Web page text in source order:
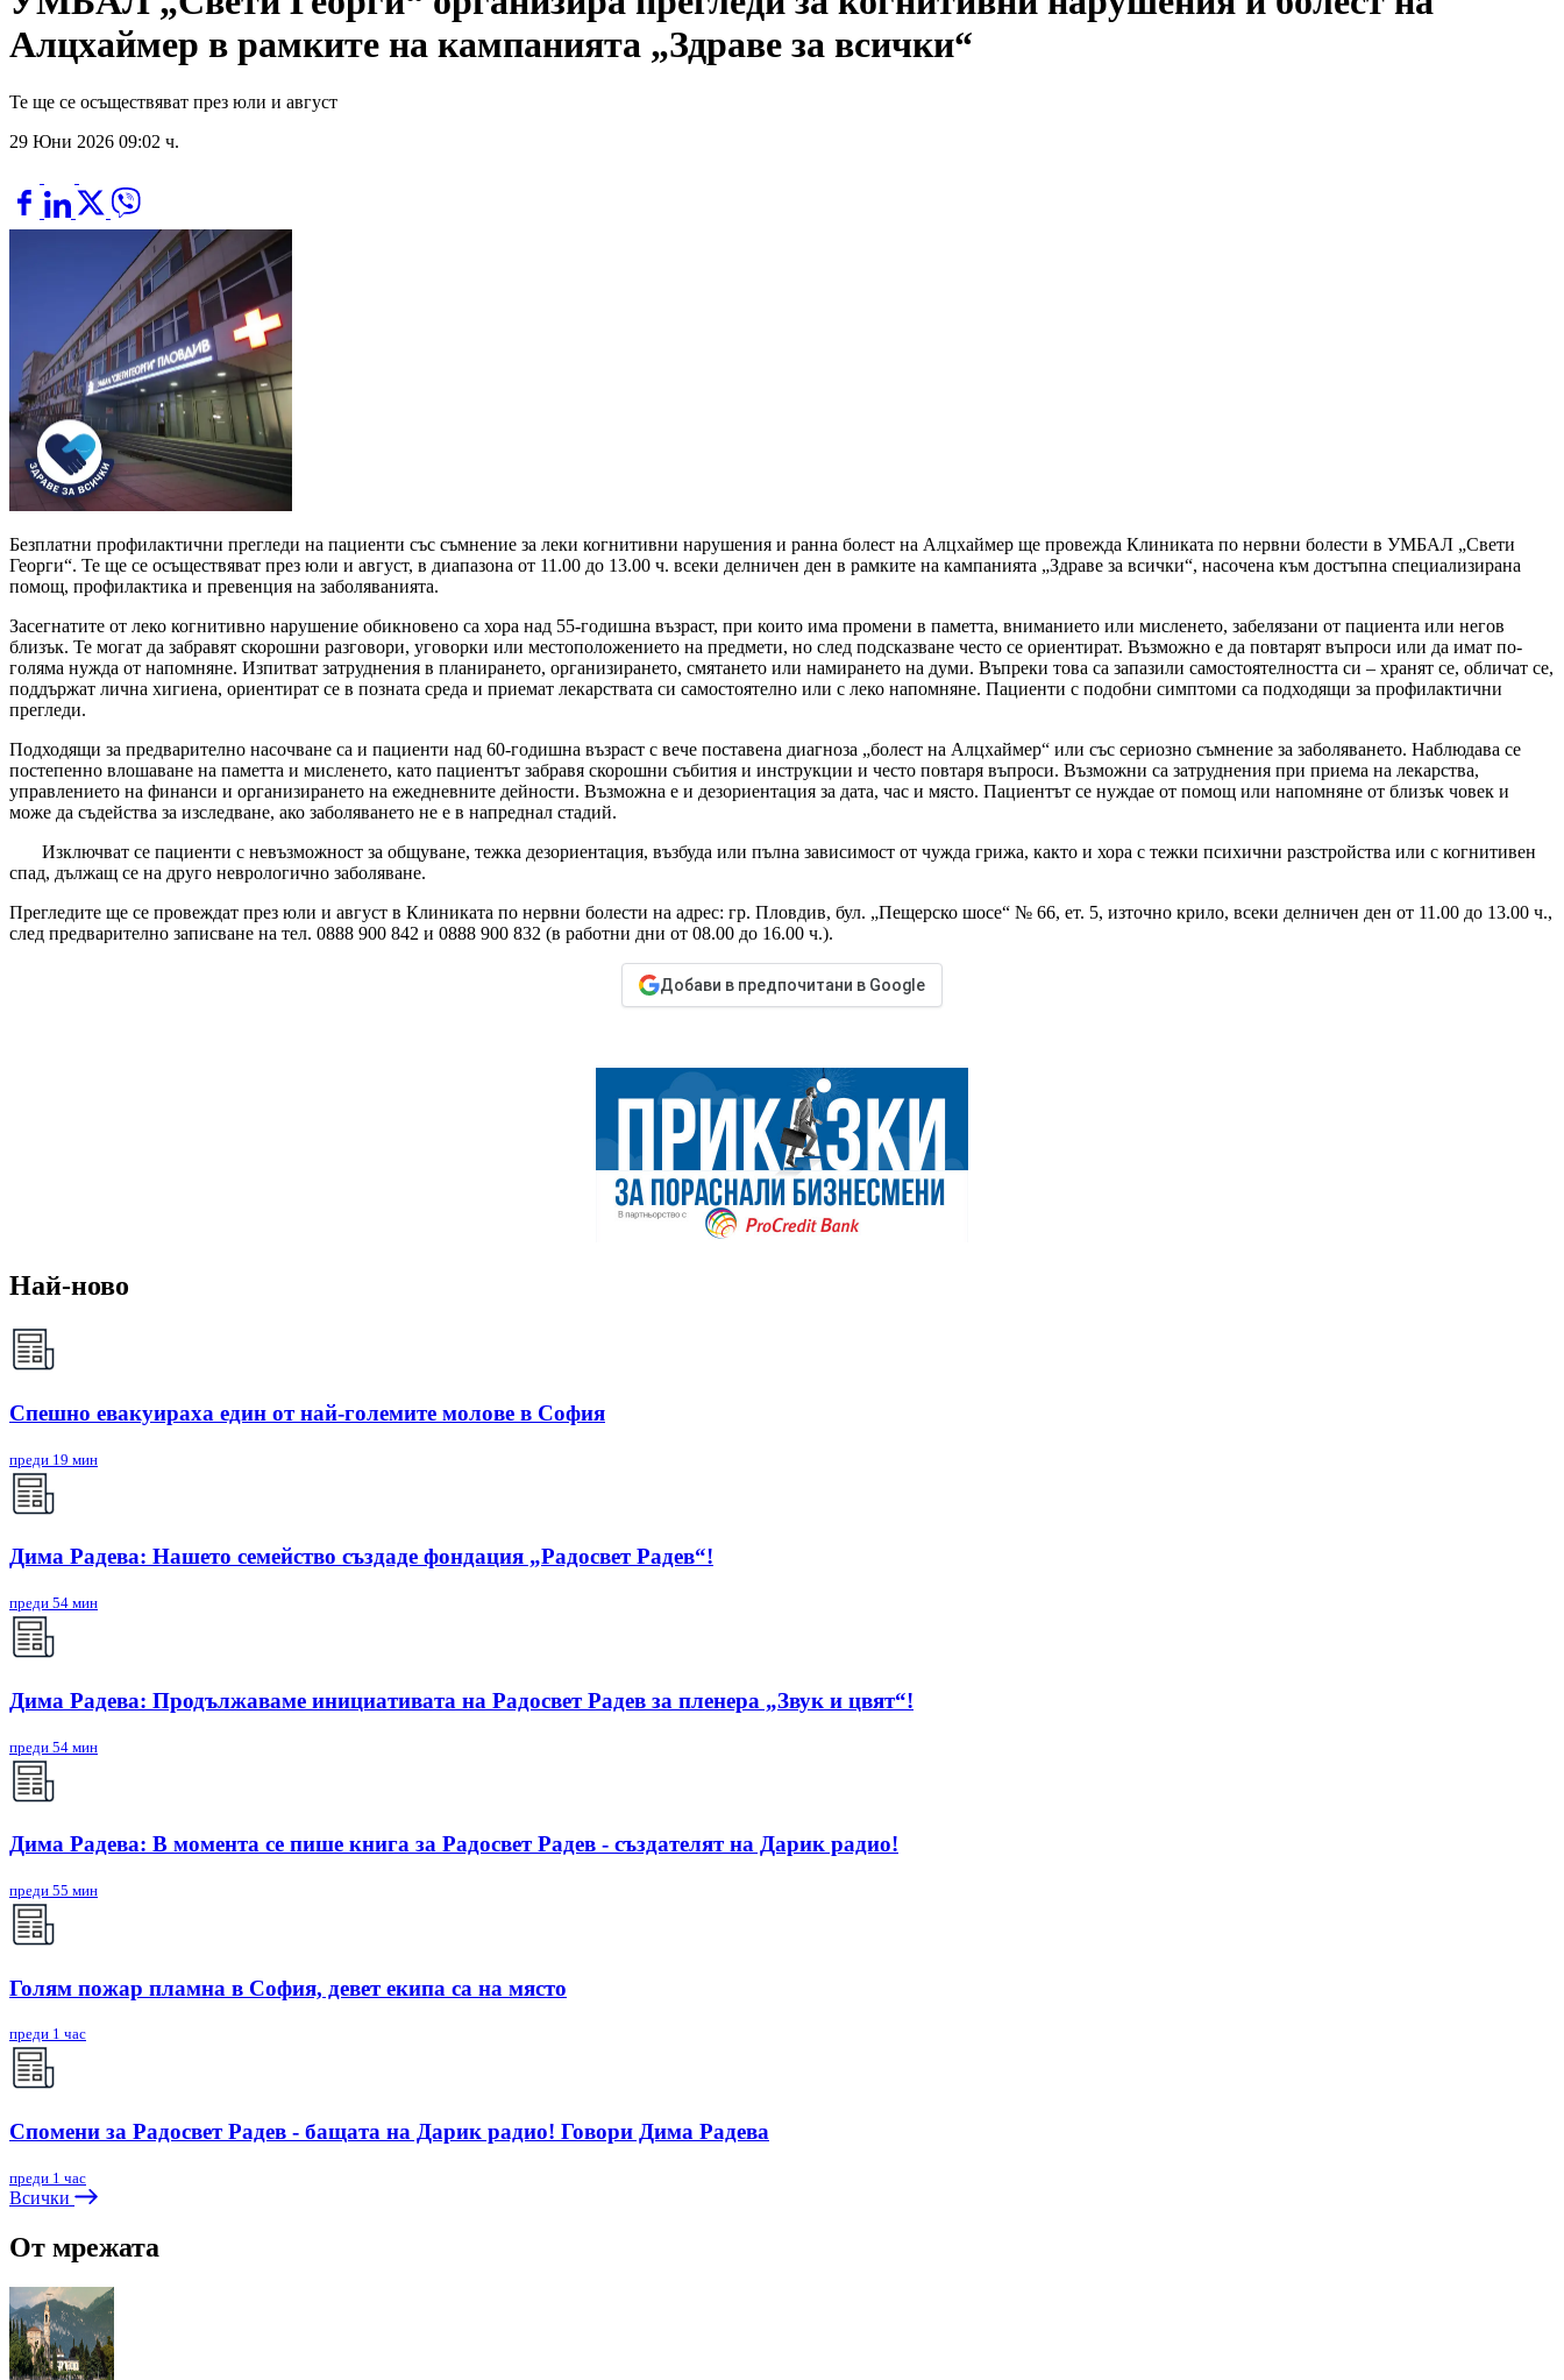
Алцхаймер в рамките на кампанията „Здраве за всички“
Те ще се осъществяват през юли и август
29 Юни 2026 09:02 ч.
Безплатни профилактични прегледи на пациенти със съмнение за леки когнитивни нарушения и ранна болест на Алцхаймер ще провежда Клиниката по нервни болести в УМБАЛ „Свети
Георги“. Те ще се осъществяват през юли и август, в диапазона от 11.00 до 13.00 ч. всеки делничен ден в рамките на кампанията „Здраве за всички“, насочена към достъпна специализирана
помощ, профилактика и превенция на заболяванията.
Засегнатите от леко когнитивно нарушение обикновено са хора над 55-годишна възраст, при които има промени в паметта, вниманието или мисленето, забелязани от пациента или негов
близък. Те могат да забравят скорошни разговори, уговорки или местоположението на предмети, но след подсказване често се ориентират. Възможно е да повтарят въпроси или да имат по-
голяма нужда от напомняне. Изпитват затруднения в планирането, организирането, смятането или намирането на думи. Въпреки това са запазили самостоятелността си – хранят се, обличат се,
поддържат лична хигиена, ориентират се в позната среда и приемат лекарствата си самостоятелно или с леко напомняне. Пациенти с подобни симптоми са подходящи за профилактични
прегледи.
Подходящи за предварително насочване са и пациенти над 60-годишна възраст с вече поставена диагноза „болест на Алцхаймер“ или със сериозно съмнение за заболяването. Наблюдава се
постепенно влошаване на паметта и мисленето, като пациентът забравя скорошни събития и инструкции и често повтаря въпроси. Възможни са затруднения при приема на лекарства,
управлението на финанси и организирането на ежедневните дейности. Възможна е и дезориентация за дата, час и място. Пациентът се нуждае от помощ или напомняне от близък човек и
може да съдейства за изследване, ако заболяването не е в напреднал стадий.
Изключват се пациенти с невъзможност за общуване, тежка дезориентация, възбуда или пълна зависимост от чужда грижа, както и хора с тежки психични разстройства или с когнитивен
спад, дължащ се на друго неврологично заболяване.
Прегледите ще се провеждат през юли и август в Клиниката по нервни болести на адрес: гр. Пловдив, бул. „Пещерско шосе“ № 66, ет. 5, източно крило, всеки делничен ден от 11.00 до 13.00 ч.,
след предварително записване на тел. 0888 900 842 и 0888 900 832 (в работни дни от 08.00 до 16.00 ч.).
Добави в предпочитани в Google
Най-ново
Спешно евакуираха един от най-големите молове в София
преди 19 мин
Дима Радева: Нашето семейство създаде фондация „Радосвет Радев“!
преди 54 мин
Дима Радева: Продължаваме инициативата на Радосвет Радев за пленера „Звук и цвят“!
преди 54 мин
Дима Радева: В момента се пише книга за Радосвет Радев - създателят на Дарик радио!
преди 55 мин
Голям пожар пламна в София, девет екипа са на място
преди 1 час
Спомени за Радосвет Радев - бащата на Дарик радио! Говори Дима Радева
преди 1 час
Всички
От мрежата